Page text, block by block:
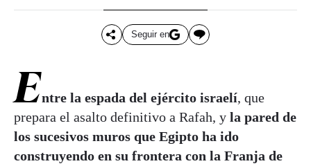
Seguir en
Entre la espada del ejército israelí, que
prepara el asalto definitivo a Rafah, y la pared de
los sucesivos muros que Egipto ha ido
construyendo en su frontera con la Franja de